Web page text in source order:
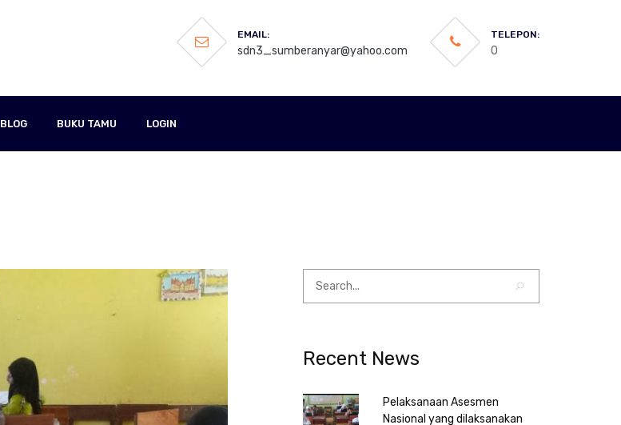
EMAIL:
sdn3_sumberanyar@yahoo.com
TELEPON:
0
BLOG BUKU TAMU LOGIN
Recent News
Pelaksanaan Asesmen
Nasional yang dilaksanakan